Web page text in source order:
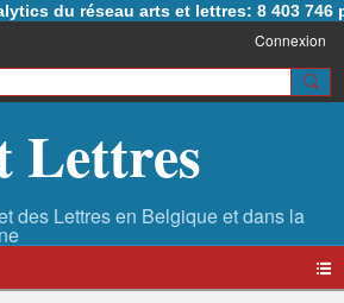
du réseau arts et lettres: 8 403 746
Connexion
Lettres